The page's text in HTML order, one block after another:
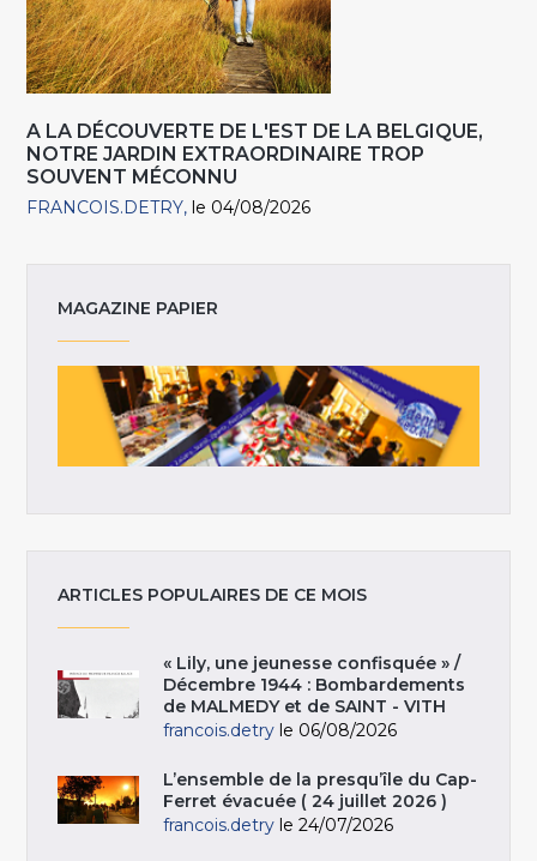
A LA DÉCOUVERTE DE L'EST DE LA BELGIQUE,
NOTRE JARDIN EXTRAORDINAIRE TROP
SOUVENT MÉCONNU
FRANCOIS.DETRY le 04/08/2026
MAGAZINE PAPIER
ARTICLES POPULAIRES DE CE MOIS
« Lily, une jeunesse confisquée » /
Décembre 1944 : Bombardements
de MALMEDY et de SAINT - VITH
francois.detry le 06/08/2026
L’ensemble de la presqu’île du Cap-
Ferret évacuée ( 24 juillet 2026 )
francois.detry le 24/07/2026